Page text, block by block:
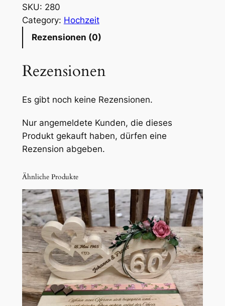
l
b
e
o
h
z
e
t
U
n
e
n
d
l
i
c
h
SKU: 280
Category: Hochzeit
Rezensionen (0)
Rezensionen
Es gibt noch keine Rezensionen.
Nur angemeldete Kunden, die dieses
Produkt gekauft haben, dürfen eine
Rezension abgeben.
Ähnliche Produkte